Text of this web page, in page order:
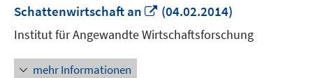
Schattenwirtschaft an
In
neuem
Fenster
(04.02.2014)
Institut für Angewandte Wirtschaftsforschung
mehr Informationen